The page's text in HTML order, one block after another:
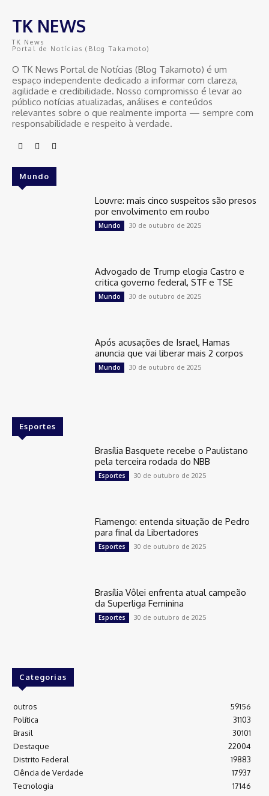
TK NEWS
TK News
Portal de Notícias (Blog Takamoto)
O TK News Portal de Notícias (Blog Takamoto) é um
espaço independente dedicado a informar com clareza,
agilidade e credibilidade. Nosso compromisso é levar ao
público notícias atualizadas, análises e conteúdos
relevantes sobre o que realmente importa — sempre com
responsabilidade e respeito à verdade.
Mundo
Louvre: mais cinco suspeitos são presos
por envolvimento em roubo
Mundo 30 de outubro de 2025
Advogado de Trump elogia Castro e
critica governo federal, STF e TSE
Mundo 30 de outubro de 2025
Após acusações de Israel, Hamas
anuncia que vai liberar mais 2 corpos
Mundo 30 de outubro de 2025
Esportes
Brasília Basquete recebe o Paulistano
pela terceira rodada do NBB
Esportes 30 de outubro de 2025
Flamengo: entenda situação de Pedro
para final da Libertadores
Esportes 30 de outubro de 2025
Brasília Vôlei enfrenta atual campeão
da Superliga Feminina
Esportes 30 de outubro de 2025
Categorias
outros
59156
Política
31103
Brasil
30101
Destaque
22004
Distrito Federal
19883
Ciência de Verdade
17937
Tecnologia
17146